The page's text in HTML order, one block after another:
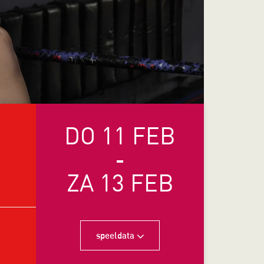
DO 11 FEB
-
ZA 13 FEB
speeldata